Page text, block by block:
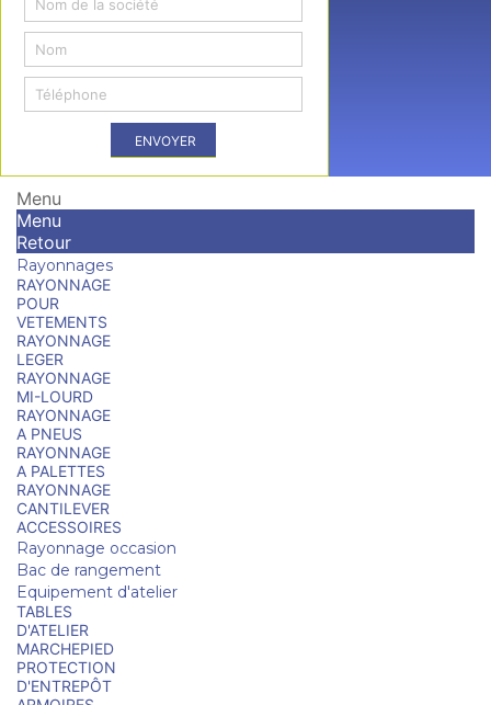
ENVOYER
Menu
Menu
Retour
Rayonnages
RAYONNAGE
POUR
VETEMENTS
RAYONNAGE
LEGER
RAYONNAGE
MI-LOURD
RAYONNAGE
A PNEUS
RAYONNAGE
A PALETTES
RAYONNAGE
CANTILEVER
ACCESSOIRES
Rayonnage occasion
Bac de rangement
Equipement d'atelier
TABLES
D'ATELIER
MARCHEPIED
PROTECTION
D'ENTREPÔT